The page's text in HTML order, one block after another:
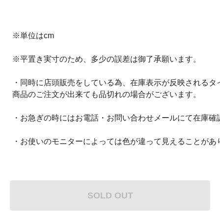
※単位はcm
※平置き実寸のため、多少の誤差は御了承願います。
・同時に店頭販売をしている為、在庫表示が反映される
商品のご注文が出来ても品切れの場合がございます。
・お急ぎの時にはお電話・お問い合わせメールにて在庫
・お使いのモニターによっては色が違って見えることがあ
SOLD OUT